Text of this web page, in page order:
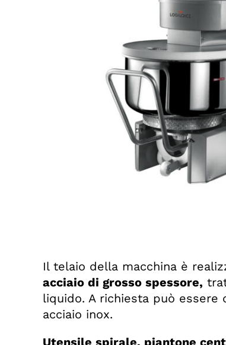
Il telaio della macchina è
acciaio di grosso spessore,
liquido. A richiesta può
acciaio inox.
Utensile spirale, piantone